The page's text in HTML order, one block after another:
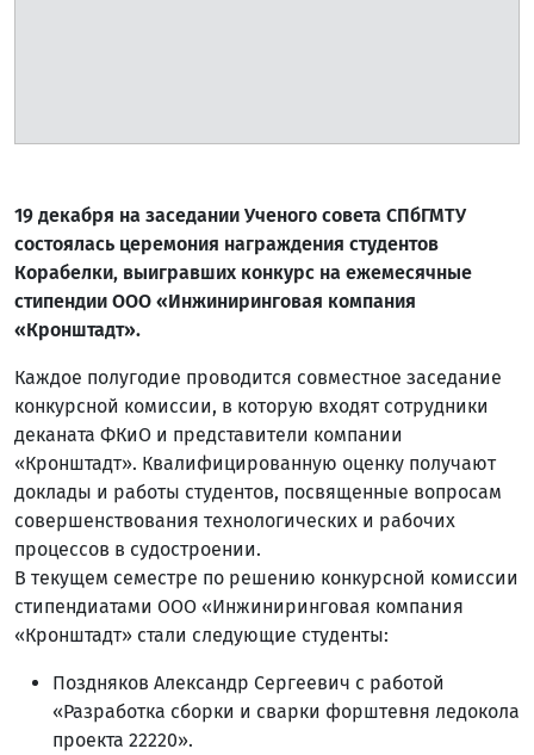
19 декабря на заседании Ученого совета СПбГМТУ
состоялась церемония награждения студентов
Корабелки, выигравших конкурс на ежемесячные
стипендии ООО «Инжиниринговая компания
«Кронштадт».
Каждое полугодие проводится совместное заседание
конкурсной комиссии, в которую входят сотрудники
деканата ФКиО и представители компании
«Кронштадт». Квалифицированную оценку получают
доклады и работы студентов, посвященные вопросам
совершенствования технологических и рабочих
процессов в судостроении.
В текущем семестре по решению конкурсной комиссии
стипендиатами ООО «Инжиниринговая компания
«Кронштадт» стали следующие студенты:
Поздняков Александр Сергеевич с работой
«Разработка сборки и сварки форштевня ледокола
проекта 22220».